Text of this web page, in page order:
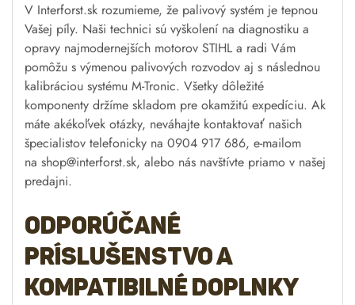
V Interforst.sk rozumieme, že palivový systém je tepnou
Vašej píly. Naši technici sú vyškolení na diagnostiku a
opravy najmodernejších motorov STIHL a radi Vám
pomôžu s výmenou palivových rozvodov aj s následnou
kalibráciou systému M-Tronic. Všetky dôležité
komponenty držíme skladom pre okamžitú expedíciu. Ak
máte akékoľvek otázky, neváhajte kontaktovať našich
špecialistov telefonicky na 0904 917 686, e-mailom
na shop@interforst.sk, alebo nás navštívte priamo v našej
predajni.
Odporúčané
príslušenstvo a
kompatibilné doplnky